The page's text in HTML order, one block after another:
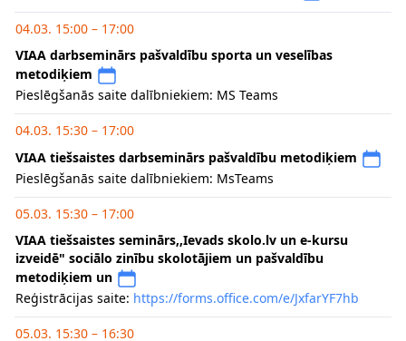
04.03. 15:00 – 17:00
VIAA darbseminārs pašvaldību sporta un veselības
metodiķiem
Pieslēgšanās saite dalībniekiem: MS Teams
04.03. 15:30 – 17:00
VIAA tiešsaistes darbseminārs pašvaldību metodiķiem
Pieslēgšanās saite dalībniekiem: MsTeams
05.03. 15:30 – 17:00
VIAA tiešsaistes seminārs,,Ievads skolo.lv un e-kursu
izveidē" sociālo zinību skolotājiem un pašvaldību
metodiķiem un
Reģistrācijas saite: https://forms.office.com/e/JxfarYF7hb
05.03. 15:30 – 16:30